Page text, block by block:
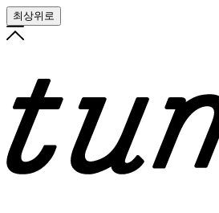
최상위로